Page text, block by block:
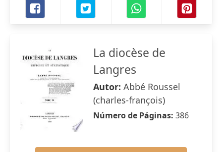
La diocèse de
Langres
Autor: Abbé Roussel
(charles-françois)
Número de Páginas: 386